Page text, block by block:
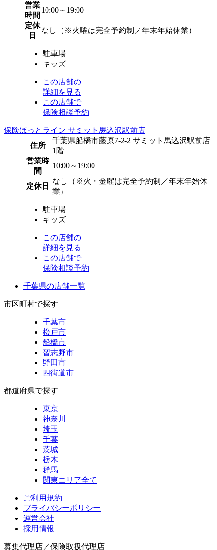
営業
時間
10:00～19:00
定休
日
なし（※火曜は完全予約制／年末年始休業）
駐車場
キッズ
この店舗の
詳細を見る
この店舗で
保険相談予約
保険ほっとライン サミット馬込沢駅前店
住所
千葉県船橋市藤原7-2-2 サミット馬込沢駅前店
1階
営業時
間
10:00～19:00
定休日
なし（※火・金曜は完全予約制／年末年始休
業）
駐車場
キッズ
この店舗の
詳細を見る
この店舗で
保険相談予約
千葉県の店舗一覧
市区町村で探す
千葉市
松戸市
船橋市
習志野市
野田市
四街道市
都道府県で探す
東京
神奈川
埼玉
千葉
茨城
栃木
群馬
関東エリア全て
ご利用規約
プライバシーポリシー
運営会社
採用情報
募集代理店／保険取扱代理店